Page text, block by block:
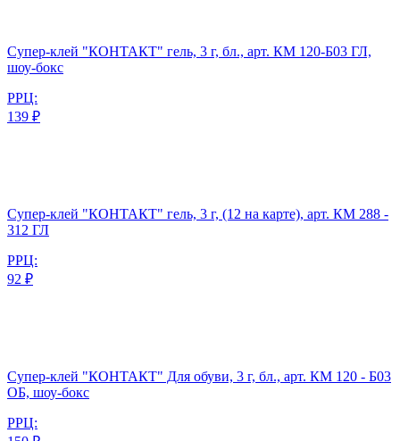
Супер-клей "КОНТАКТ" гель, 3 г, бл., арт. КМ 120-Б03 ГЛ,
шоу-бокс
РРЦ:
139 ₽
Супер-клей "КОНТАКТ" гель, 3 г, (12 на карте), арт. КМ 288 -
312 ГЛ
РРЦ:
92 ₽
Супер-клей "КОНТАКТ" Для обуви, 3 г, бл., арт. КМ 120 - Б03
ОБ, шоу-бокс
РРЦ: